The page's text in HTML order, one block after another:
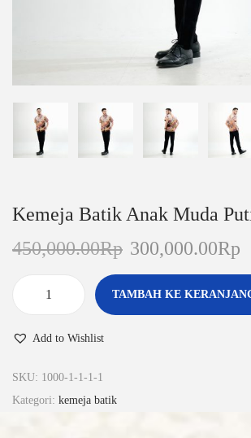
Kemeja Batik Anak Muda
450,000.00Rp 300,000.00Rp
TAMBAH KE
Add to Wishlist
SKU: 1000-1-1-1-1
Kategori: kemeja batik